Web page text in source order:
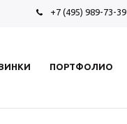
+7 (495) 989-73-39
ПОРТФОЛИО